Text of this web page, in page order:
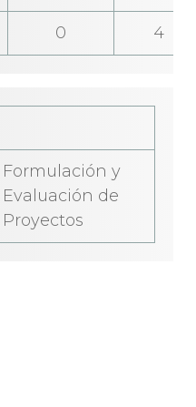
0 4
Formulación y
Evaluación de
Proyectos